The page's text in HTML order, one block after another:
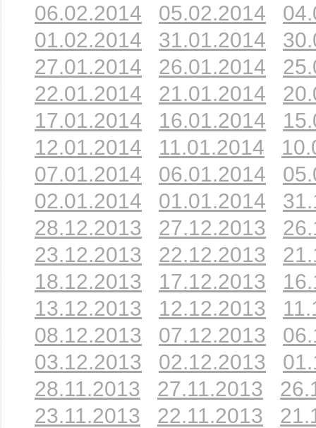
06.02.2014
05.02.2014
01.02.2014
31.01.2014
27.01.2014
26.01.2014
22.01.2014
21.01.2014
17.01.2014
16.01.2014
12.01.2014
11.01.2014
07.01.2014
06.01.2014
02.01.2014
01.01.2014
28.12.2013
27.12.2013
23.12.2013
22.12.2013
18.12.2013
17.12.2013
13.12.2013
12.12.2013
08.12.2013
07.12.2013
03.12.2013
02.12.2013
28.11.2013
27.11.2013
23.11.2013
22.11.2013